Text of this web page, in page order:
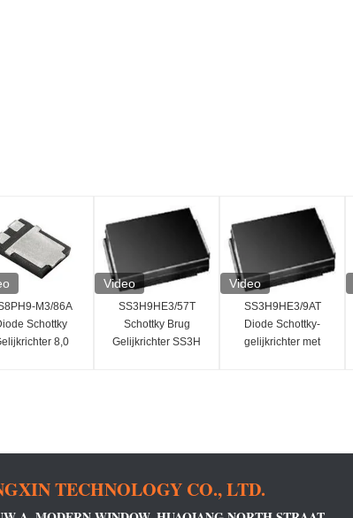
M3/86A
Schottky
8,0
Video
SS3H9HE3/57T
Schottky Brug
Gelijkrichter SS3H
Video
SS3H9HE3/9AT
Diode Schottky-
gelijkrichter met
TECHNOLOGY CO., LTD.